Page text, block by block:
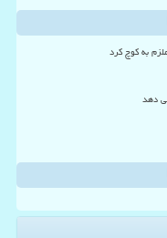
به کوچ کرد
دهد